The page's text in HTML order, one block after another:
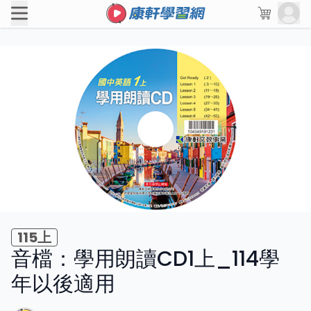
115上
音檔：學用朗讀CD1上_114學
年以後適用